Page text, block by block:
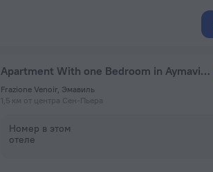
Apartment With one Bedroom in Aymavilles, With Wonderful Mountain View, Enclosed Garden and Wifi - Near the Slopes
Frazione Venoir, Эмавиль
1,5 км от центра Сен-Пьера
Номер в этом
отеле